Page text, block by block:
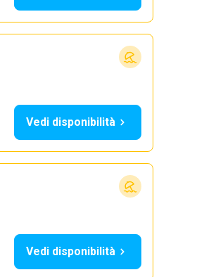
Vedi disponibilità
Vedi disponibilità